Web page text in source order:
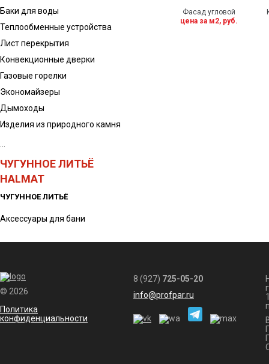
Баки для воды
Теплообменные устройства
Лист перекрытия
Конвекционные дверки
Газовые горелки
Экономайзеры
Дымоходы
Изделия из природного камня
ЧУГУННОЕ ЛИТЬЁ
HALMAT
ЧУГУННОЕ ЛИТЬЁ
Аксессуары для бани
Фасад угловой
цена за м2, руб.
© 2026
Политика
конфиденциальности
8 (927) 725-05-20
info@profpar.ru